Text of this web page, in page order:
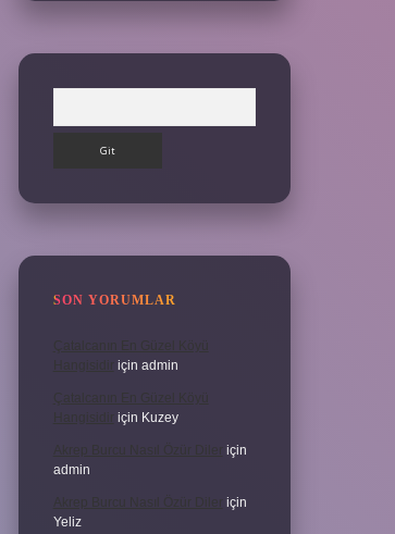
SON YORUMLAR
Çatalcanın En Güzel Köyü
Hangisidir için admin
Çatalcanın En Güzel Köyü
Hangisidir için Kuzey
Akrep Burcu Nasıl Özür Diler için
admin
Akrep Burcu Nasıl Özür Diler için
Yeliz